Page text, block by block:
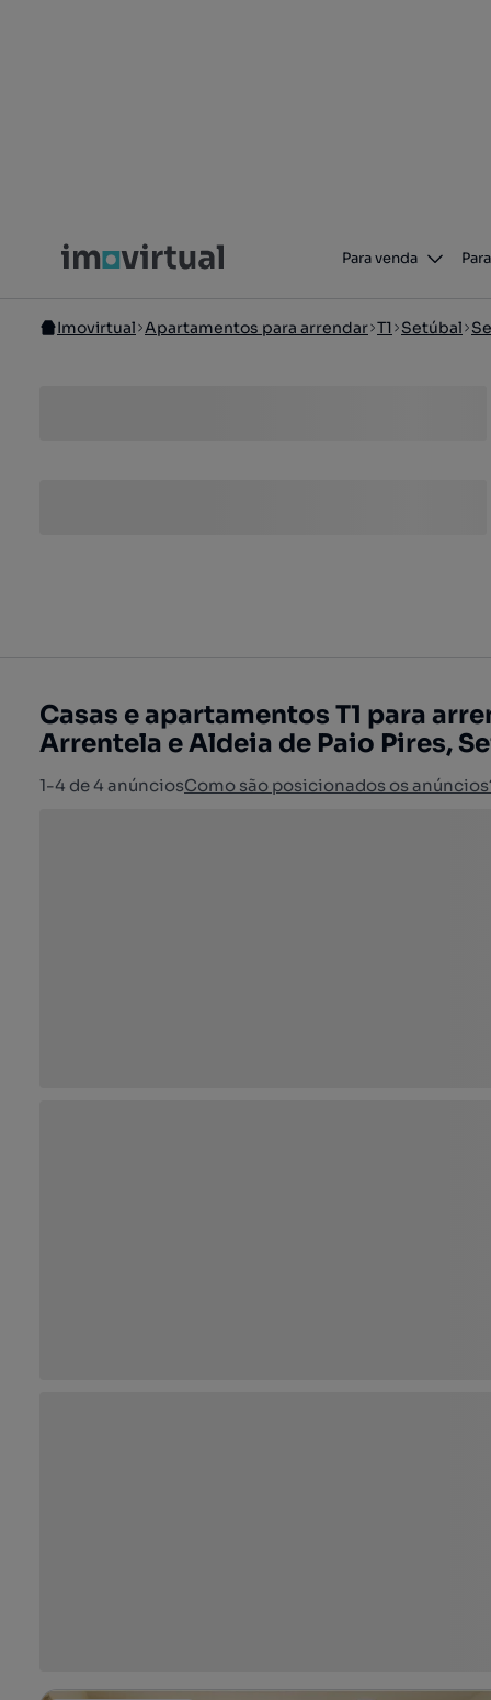
Para venda
Imovirtual Apartamentos para arrendar T1 Setúbal
Casas e apartamentos T1 para
Arrentela e Aldeia de Paio Pires,
1-4 de 4 anúnciosComo são posicionados os